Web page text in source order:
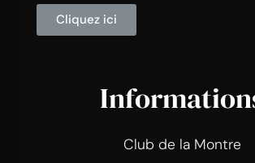
Cliquez ici
Club de la Montre